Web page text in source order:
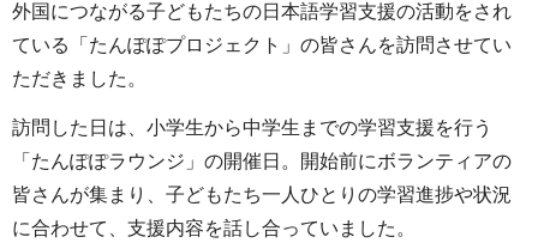
外国につながる子どもたちの日本語学習支援の活動をされ
ている「たんぽぽプロジェクト」の皆さんを訪問させてい
ただきました。
訪問した日は、小学生から中学生までの学習支援を行う
「たんぽぽラウンジ」の開催日。開始前にボランティアの
皆さんが集まり、子どもたち一人ひとりの学習進捗や状況
に合わせて、支援内容を話し合っていました。